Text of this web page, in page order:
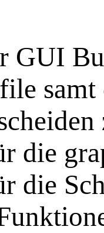
GUI
samt
die
die